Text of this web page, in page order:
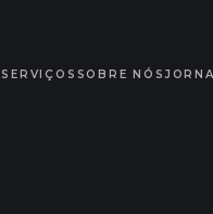
SERVIÇOS SOBRE NÓS